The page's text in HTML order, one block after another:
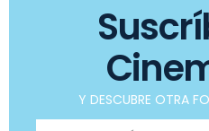
Y DESCUBRE OTRA